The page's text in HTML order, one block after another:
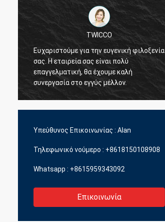
TWICCO
Ευχαριστούμε για την ευγενική φιλοξενία
σας. Η εταιρεία σας είναι πολύ
επαγγελματική, θα έχουμε καλή
συνεργασία στο εγγύς μέλλον.
Υπεύθυνος Επικοινωνίας : Alan
Τηλεφωνικό νούμερο : +8618150108908
Whatsapp : +8615959343092
Επικοινωνία